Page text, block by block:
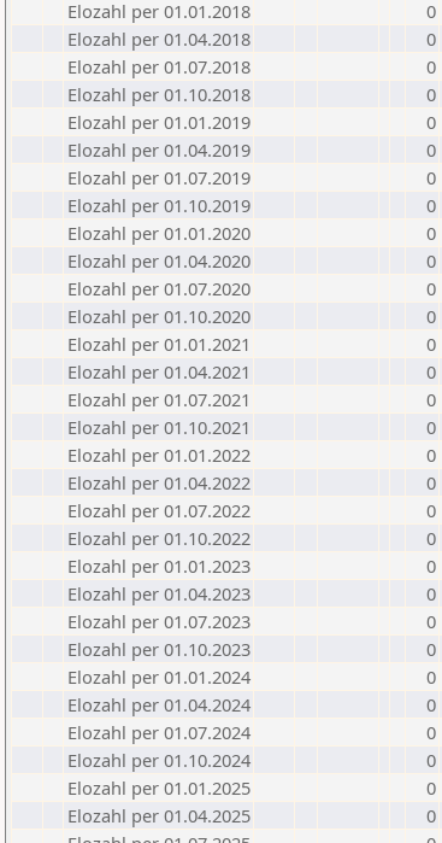
Elozahl per 01.01.2018
0
Elozahl per 01.04.2018
0
Elozahl per 01.07.2018
0
Elozahl per 01.10.2018
0
Elozahl per 01.01.2019
0
Elozahl per 01.04.2019
0
Elozahl per 01.07.2019
0
Elozahl per 01.10.2019
0
Elozahl per 01.01.2020
0
Elozahl per 01.04.2020
0
Elozahl per 01.07.2020
0
Elozahl per 01.10.2020
0
Elozahl per 01.01.2021
0
Elozahl per 01.04.2021
0
Elozahl per 01.07.2021
0
Elozahl per 01.10.2021
0
Elozahl per 01.01.2022
0
Elozahl per 01.04.2022
0
Elozahl per 01.07.2022
0
Elozahl per 01.10.2022
0
Elozahl per 01.01.2023
0
Elozahl per 01.04.2023
0
Elozahl per 01.07.2023
0
Elozahl per 01.10.2023
0
Elozahl per 01.01.2024
0
Elozahl per 01.04.2024
0
Elozahl per 01.07.2024
0
Elozahl per 01.10.2024
0
Elozahl per 01.01.2025
0
Elozahl per 01.04.2025
0